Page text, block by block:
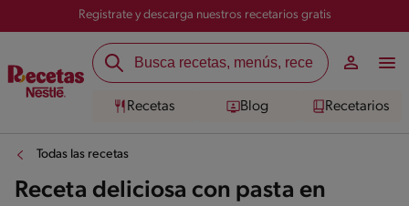
Registrate y descarga nuestros recetarios gratis
Recetas Blog Recetarios
Todas las recetas
Receta deliciosa con pasta en